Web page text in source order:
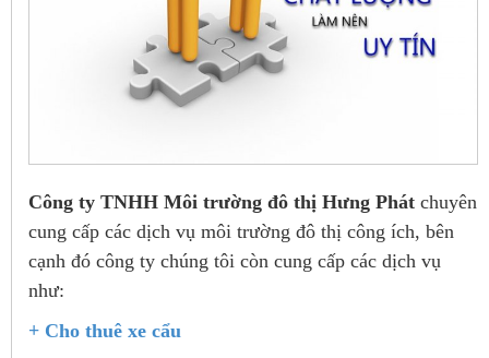
Công ty TNHH Môi trường đô thị Hưng Phát chuyên
cung cấp các dịch vụ môi trường đô thị công ích, bên
cạnh đó công ty chúng tôi còn cung cấp các dịch vụ
như:
+ Cho thuê xe cẩu